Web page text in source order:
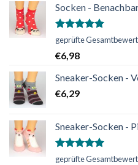
Socken -
Bewertet
von 5
geprüfte
€6,98
Sneaker-Socken -
€6,29
Sneaker-Socken -
Bewertet
geprüfte